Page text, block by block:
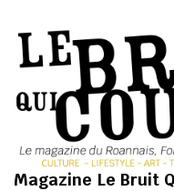
Magazine Le Bruit